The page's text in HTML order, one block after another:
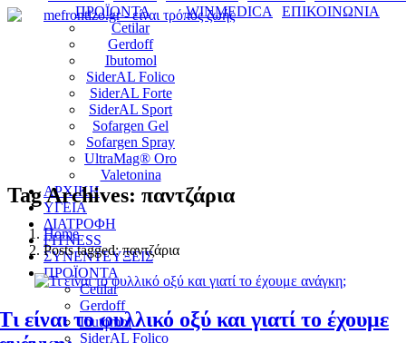
ΠΡΟΪΟΝΤΑ
Cetilar
Gerdoff
Ibutomol
SiderAL Folico
SiderAL Forte
SiderAL Sport
Sofargen Gel
Sofargen Spray
UltraMag® Oro
Valetonina
WINMEDICA ΕΠΙΚΟΙΝΩΝΙΑ
ΑΡΧΙΚΗ
ΥΓΕΙΑ
ΔΙΑΤΡΟΦΗ
FITNESS
ΣΥΝΕΝΤΕΥΞΕΙΣ
ΠΡΟΪΟΝΤΑ
Cetilar
Gerdoff
Ibutomol
SiderAL Folico
Tag Archives: παντζάρια
Home
Posts tagged: παντζάρια
είναι το φυλλικό οξύ και γιατί το έχουμε